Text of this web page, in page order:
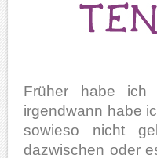
Früher habe ich
irgendwann habe
sowieso nicht
dazwischen oder